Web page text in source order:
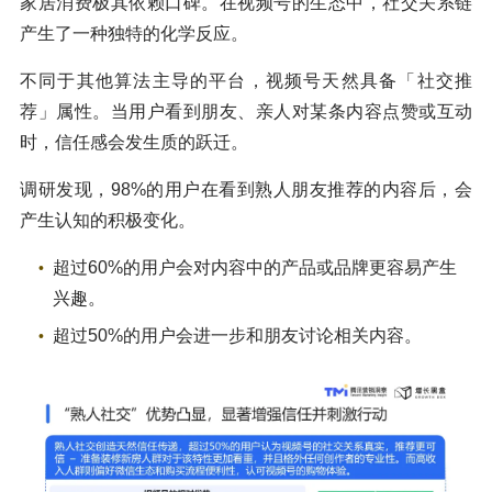
产生了一种独特的化学反应。
不同于其他算法主导的平台，视频号天然具备「社交推
荐」属性。当用户看到朋友、亲人对某条内容点赞或互动
时，信任感会发生质的跃迁。
调研发现，98%的用户在看到熟人朋友推荐的内容后，会
产生认知的积极变化。
超过60%的用户会对内容中的产品或品牌更容易产生
兴趣。
超过50%的用户会进一步和朋友讨论相关内容。